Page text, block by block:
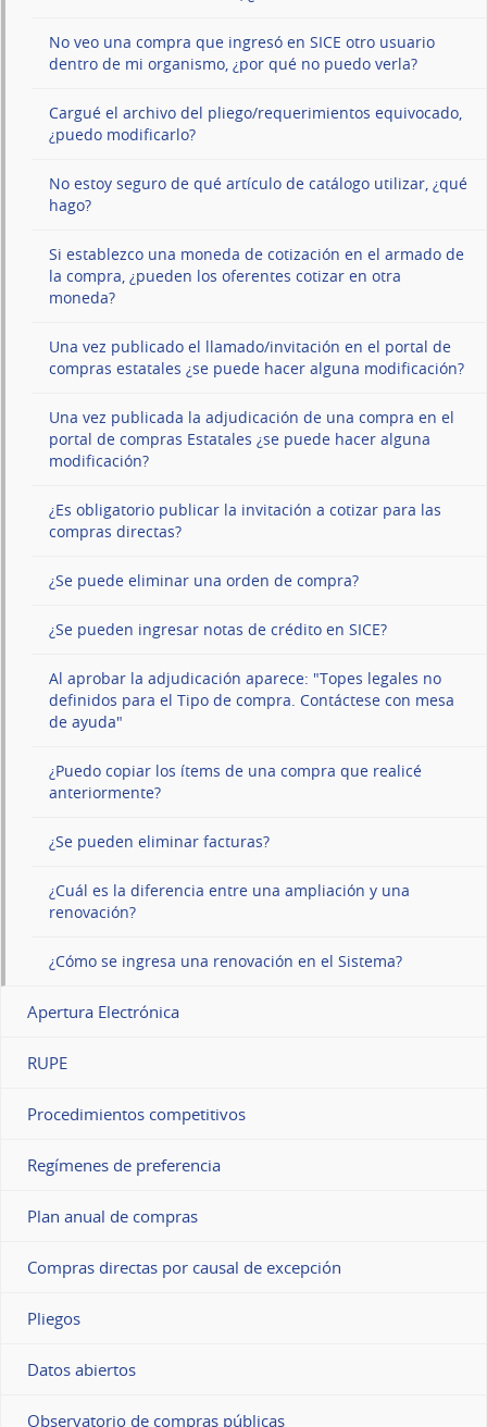
No veo una compra que ingresó en SICE otro usuario
dentro de mi organismo, ¿por qué no puedo verla?
Cargué el archivo del pliego/requerimientos equivocado,
¿puedo modificarlo?
No estoy seguro de qué artículo de catálogo utilizar, ¿qué
hago?
Si establezco una moneda de cotización en el armado de
la compra, ¿pueden los oferentes cotizar en otra
moneda?
Una vez publicado el llamado/invitación en el portal de
compras estatales ¿se puede hacer alguna modificación?
Una vez publicada la adjudicación de una compra en el
portal de compras Estatales ¿se puede hacer alguna
modificación?
¿Es obligatorio publicar la invitación a cotizar para las
compras directas?
¿Se puede eliminar una orden de compra?
¿Se pueden ingresar notas de crédito en SICE?
Al aprobar la adjudicación aparece: "Topes legales no
definidos para el Tipo de compra. Contáctese con mesa
de ayuda"
¿Puedo copiar los ítems de una compra que realicé
anteriormente?
¿Se pueden eliminar facturas?
¿Cuál es la diferencia entre una ampliación y una
renovación?
¿Cómo se ingresa una renovación en el Sistema?
Apertura Electrónica
RUPE
Procedimientos competitivos
Regímenes de preferencia
Plan anual de compras
Compras directas por causal de excepción
Pliegos
Datos abiertos
Observatorio de compras públicas